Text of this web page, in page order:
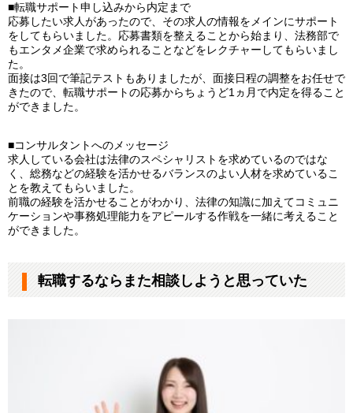
■転職サポート申し込みから内定まで
応募したい求人があったので、その求人の情報をメインにサポート
をしてもらいました。応募書類を整えることから始まり、法務部で
もエンタメ企業で求められることなどをレクチャーしてもらいまし
た。
面接は3回で筆記テストもありましたが、面接日程の調整をお任せで
きたので、転職サポートの応募からちょうど1ヵ月で内定を得ること
ができました。
■コンサルタントへのメッセージ
求人している会社は法律のスペシャリストを求めているのではな
く、総務などの経験を活かせるバランスのよい人材を求めているこ
とを教えてもらいました。
前職の経験を活かせることがわかり、法律の知識に加えてコミュニ
ケーションや事務処理能力をアピールする作戦を一緒に考えること
ができました。
転職するならまた相談しようと思っていた